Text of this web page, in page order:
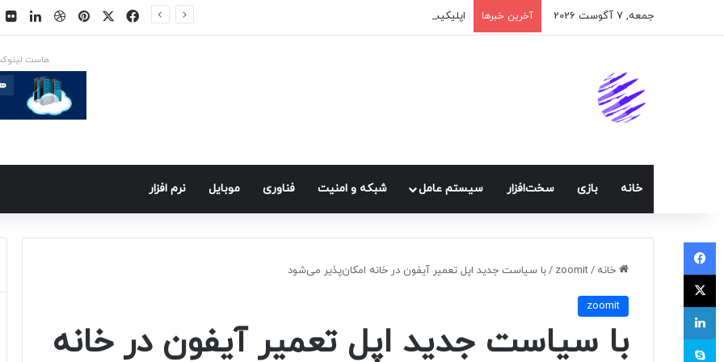
جمعه, 7 آگوست 2026 آخرین خبرها اپلیکیشن پیام‌رسان ایکس در راه است فیسبوک
ایکس پینتریستدریبببل
هاست
خانه بازی سخت‌افزار سيستم عامل شبكه و امنيت فناوری موبايل نرم افزار
خانه /
zoomit
/با سیاست جدید اپل تعمیر آیفون در خانه امکان‌پذیر می‌شود
zoomit
با سیاست جدید اپل تعمیر آیفون در خانه
فیسبوک